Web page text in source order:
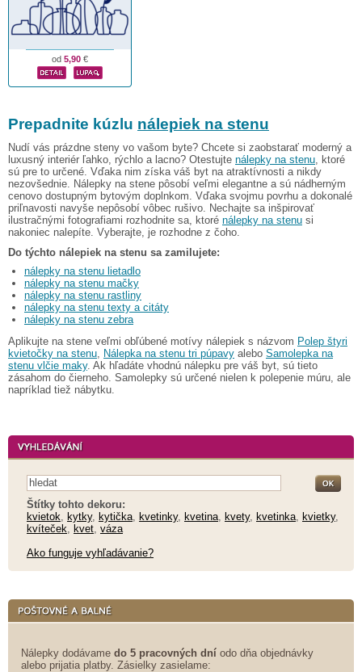
od 5,90 €
Prepadnite kúzlu nálepiek na stenu
Nudí vás prázdne steny vo vašom byte? Chcete si zaobstarať moderný a
luxusný interiér ľahko, rýchlo a lacno? Otestujte nálepky na stenu , ktoré
sú pre to určené. Vďaka nim získa váš byt na atraktívnosti a nikdy
nezovšednie. Nálepky na stene pôsobí veľmi elegantne a sú nádherným
cenovo dostupným bytovým doplnkom. Vďaka svojmu povrhu a dokonalé
priľnavosti navyše nepôsobí vôbec rušivo. Nechajte sa inšpirovať
ilustračnými fotografiami rozhodnite sa, ktoré nálepky na stenu si
nakoniec nalepíte. Vyberajte, je rozhodne z čoho.
Do týchto nálepiek na stenu sa zamilujete:
nálepky na stenu lietadlo
nálepky na stenu mačky
nálepky na stenu rastliny
nálepky na stenu texty a citáty
nálepky na stenu zebra
Aplikujte na stene veľmi obľúbené motívy nálepiek s názvom Polep štyri
kvietočky na stenu Nálepka na stenu tri púpavy alebo Samolepka na
stenu vlčie maky. Ak hľadáte vhodnú nálepku pre váš byt, sú tieto
zásahom do čierneho. Samolepky sú určené nielen k polepenie múru, ale
napríklad tiež nábytku.
Štítky tohto dekoru:
kvietok kytky, kytička kvetinky, kvetina kvety, kvetinka kvietky,
kvíteček kvet váza
Ako funguje vyhľadávanie?
Nálepky dodávame do 5 pracovných dní odo dňa objednávky
alebo prijatia platby. Zásielky zasielame: